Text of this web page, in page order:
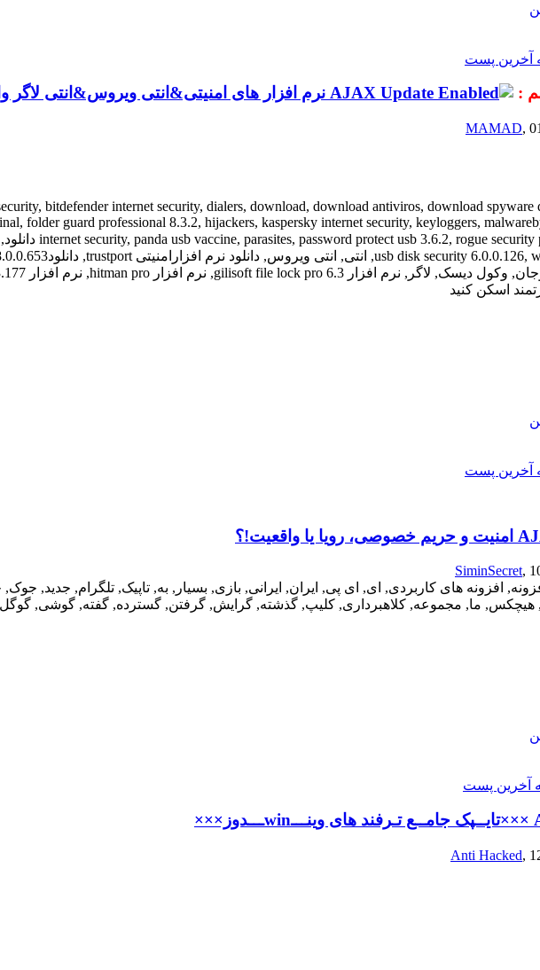
: نرم افزار های امنیتی&انتی ویروس&انتی لاگر
MAMAD,
امنیت و حریم خصوصی، رویا یا واقعیت!؟
SiminSecret,
×××تایــپک جامــع تـرفند های وینـــwinـــدوز×××
Anti Hacked,